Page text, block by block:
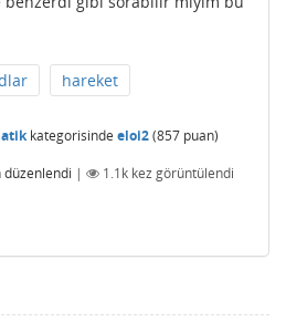
hareket
kategorisinde eloi2(857 puan)
düzenlendi | 1.1k kez görüntülendi